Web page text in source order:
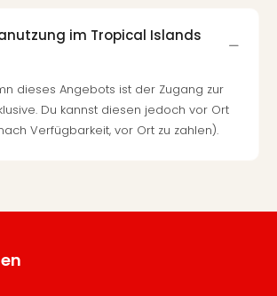
im Tropical Islands
dieses Angebots ist der Zugang zur
Du kannst diesen jedoch vor Ort
Verfügbarkeit, vor Ort zu zahlen).